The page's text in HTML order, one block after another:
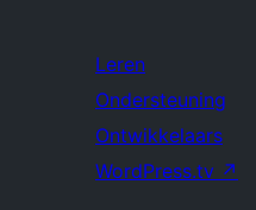
Leren
Ondersteuning
Ontwikkelaars
WordPress.tv ↗